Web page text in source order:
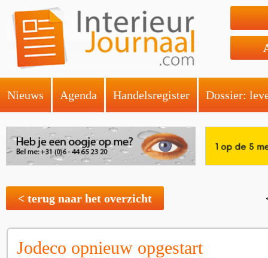
Nieuws Agenda Handelsregister Dossier:
< terug naar het overzicht
Jodeco opnieuw opgestart